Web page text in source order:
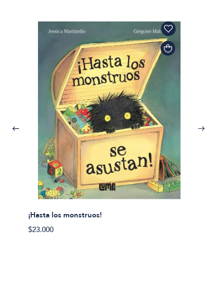
¡Hasta los monstruos!
$23.000